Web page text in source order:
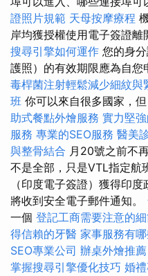
證照片規範 天母按摩療程
岸均獲授權使用電子簽證離
搜尋引擎如何運作 您的身
護照）的有效期限應為自您
毒桿菌注射輕鬆減少細紋與
班 你可以來自很多國家，但
助式餐點外燴服務 實力堅
服務 專業的SEO服務 醫美
與整骨結合 月20號之前不
不是全部，只是VTL指定航
（印度電子簽證）獲得印
將收到安全電子郵件通知。
一個 登記工商需要注意的
得信賴的牙醫 家事服務有
SEO專業公司 辦桌外燴推薦
掌握搜尋引擎優化技巧 婚